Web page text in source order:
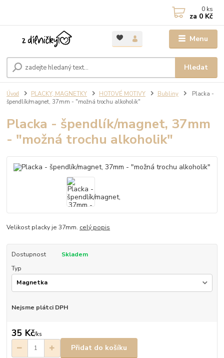
Menu
Hledat
0 ks
za 0 Kč
Úvod PLACKY, MAGNETKY HOTOVÉ MOTIVY Bubliny
Placka -
špendlík/magnet, 37mm - "možná trochu alkoholik"
Placka - špendlík/magnet, 37mm
- "možná trochu alkoholik"
Velikost placky je 37mm. celý popis
Dostupnost
Skladem
Typ
Nejsme plátci DPH
35 Kč/ks
Přidat do košíku